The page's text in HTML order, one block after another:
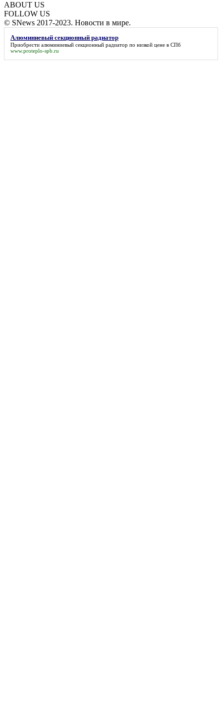
ABOUT US
FOLLOW US
© SNews 2017-2023. Новости в мире.
Алюминиевый секционный радиатор
Приобрести алюминиевый секционный радиатор по низкой цене в СПб
www.proteplo-spb.ru